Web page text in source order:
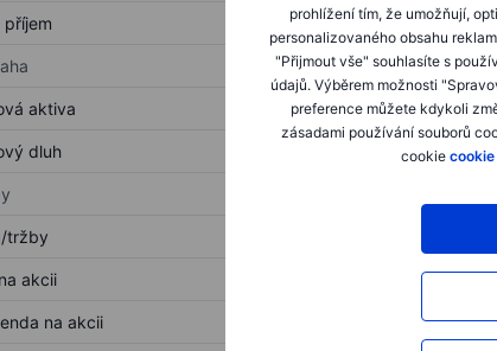
prohlížení tím, že umožňují,
personalizovaného obsahu
"Přijmout vše" souhlasíte s
údajů. Výběrem možnosti
preference můžete kdykoli
zásadami používání souborů
cookie cookie
příjem
aktiva
dluh
tržby
akcii
na akcii